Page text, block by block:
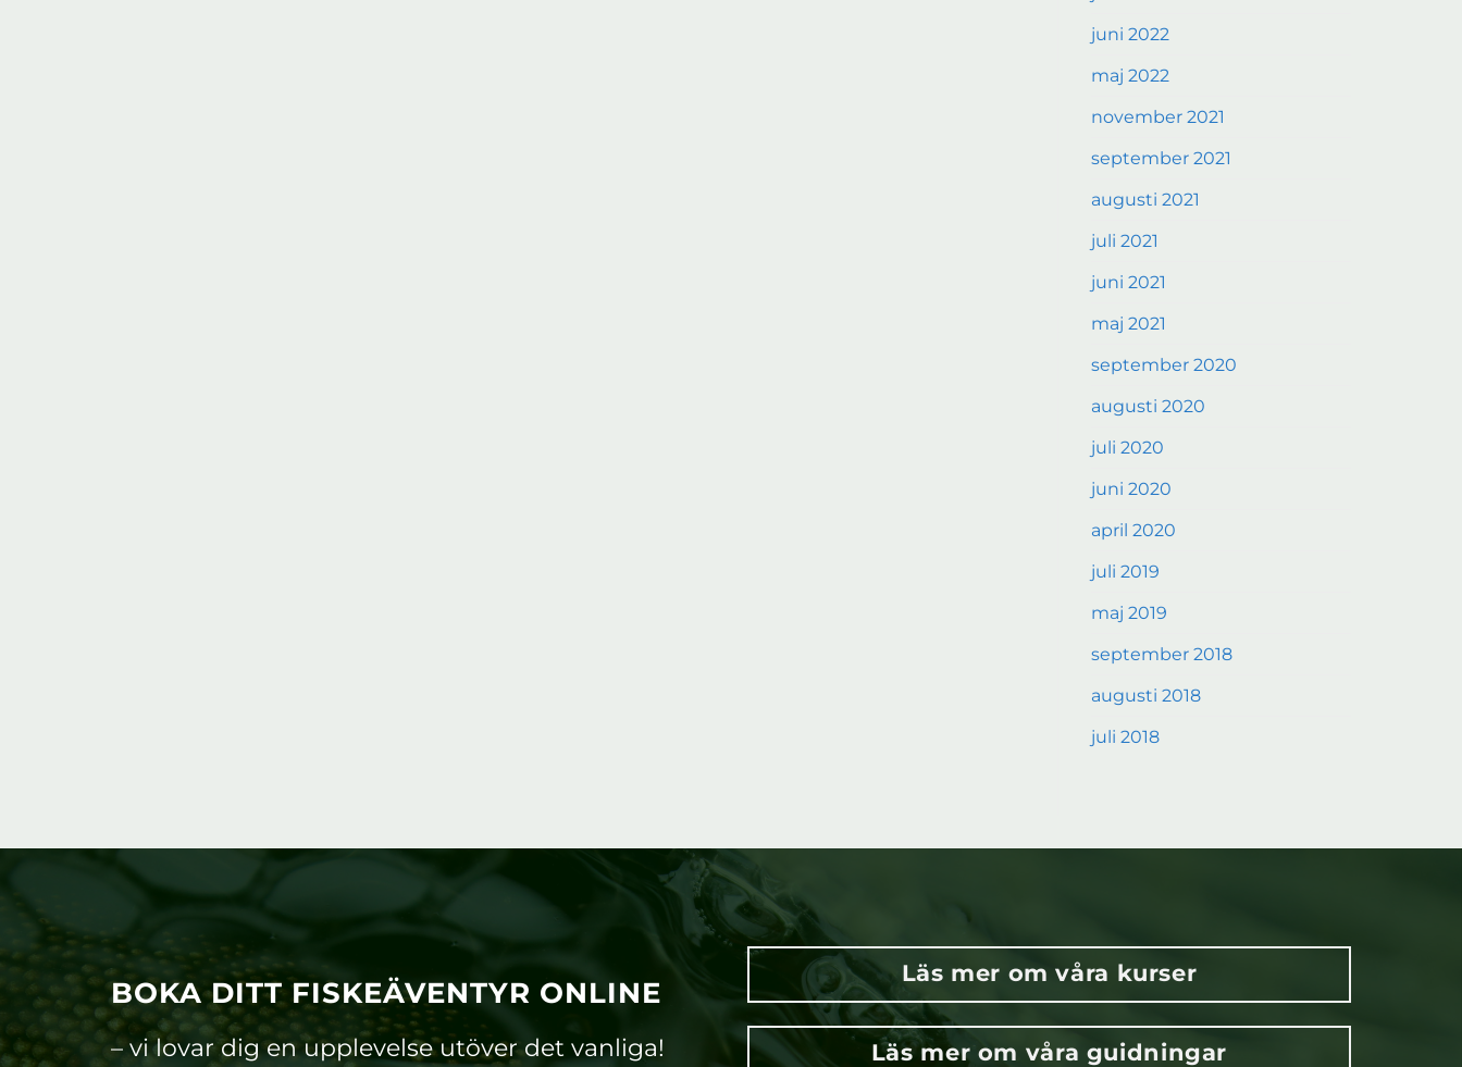
juni 2022
maj 2022
november 2021
september 2021
augusti 2021
juli 2021
juni 2021
maj 2021
september 2020
augusti 2020
juli 2020
juni 2020
april 2020
juli 2019
maj 2019
september 2018
augusti 2018
juli 2018
BOKA DITT FISKEÄVENTYR ONLINE
– vi lovar dig en upplevelse utöver det vanliga!
Läs mer om våra kurser
Läs mer om våra guidningar